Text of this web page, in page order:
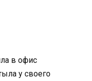
в офис
у своего